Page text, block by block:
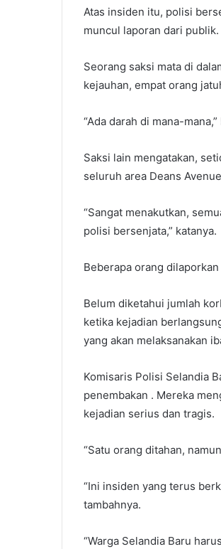
Atas insiden itu, polisi
muncul laporan dari publik.
Seorang saksi mata di
kejauhan, empat orang
“Ada darah di mana-
Saksi lain mengatakan,
seluruh area Deans
“Sangat menakutkan,
polisi bersenjata,” katanya.
Beberapa orang
Belum diketahui jumlah
ketika kejadian
yang akan melaksanakan
Komisaris Polisi Selandia
penembakan . Mereka
kejadian serius dan tragis.
“Satu orang ditahan,
“Ini insiden yang terus
tambahnya.
“Warga Selandia Baru